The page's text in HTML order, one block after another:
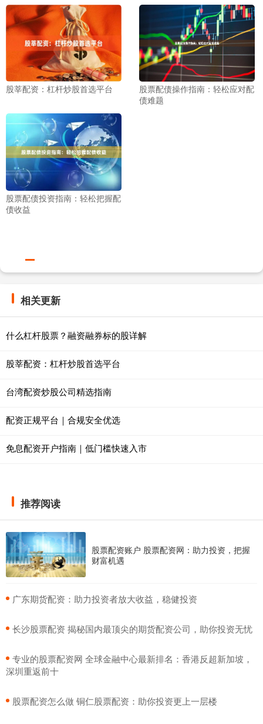
股莘配资：杠杆炒股首选平台
股票配债操作指南：轻松应对配
债难题
股票配债投资指南：轻松把握配
债收益
相关更新
什么杠杆股票？融资融券标的股详解
股莘配资：杠杆炒股首选平台
台湾配资炒股公司精选指南
配资正规平台｜合规安全优选
免息配资开户指南｜低门槛快速入市
推荐阅读
股票配资账户 股票配资网：助力投资，把握
财富机遇
​广东期货配资：助力投资者放大收益，稳健投资
​长沙股票配资 揭秘国内最顶尖的期货配资公司，助你投资无忧
​专业的股票配资网 全球金融中心最新排名：香港反超新加坡，
深圳重返前十
​股票配资怎么做 铜仁股票配资：助你投资更上一层楼